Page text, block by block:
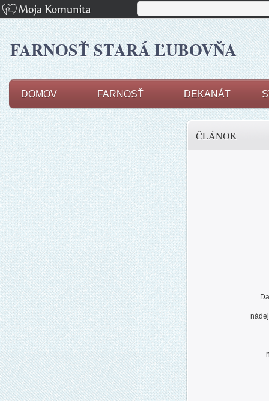
FARNOSŤ STARÁ ĽUBOVŇA
DOMOV FARNOSŤ DEKANÁT
ČLÁNOK